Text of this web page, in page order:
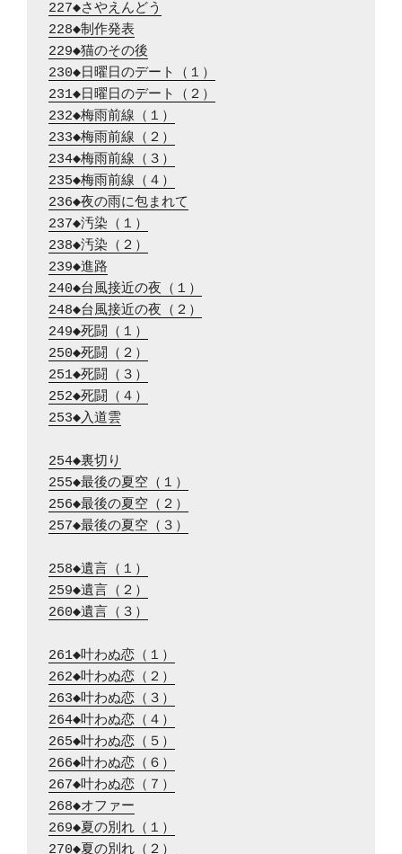
227◆さやえんどう
228◆制作発表
229◆猫のその後
230◆日曜日のデート（１）
231◆日曜日のデート（２）
232◆梅雨前線（１）
233◆梅雨前線（２）
234◆梅雨前線（３）
235◆梅雨前線（４）
236◆夜の雨に包まれて
237◆汚染（１）
238◆汚染（２）
239◆進路
240◆台風接近の夜（１）
248◆台風接近の夜（２）
249◆死闘（１）
250◆死闘（２）
251◆死闘（３）
252◆死闘（４）
253◆入道雲
254◆裏切り
255◆最後の夏空（１）
256◆最後の夏空（２）
257◆最後の夏空（３）
258◆遺言（１）
259◆遺言（２）
260◆遺言（３）
261◆叶わぬ恋（１）
262◆叶わぬ恋（２）
263◆叶わぬ恋（３）
264◆叶わぬ恋（４）
265◆叶わぬ恋（５）
266◆叶わぬ恋（６）
267◆叶わぬ恋（７）
268◆オファー
269◆夏の別れ（１）
270◆夏の別れ（２）